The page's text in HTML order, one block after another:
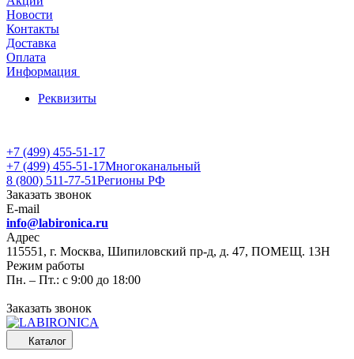
Новости
Контакты
Доставка
Оплата
Информация
Реквизиты
+7 (499) 455-51-17
+7 (499) 455-51-17Многоканальный
8 (800) 511-77-51Регионы РФ
Заказать звонок
E-mail
info@labironica.ru
Адрес
115551, г. Москва, Шипиловский пр-д, д. 47, ПОМЕЩ. 13Н
Режим работы
Пн. – Пт.: с 9:00 до 18:00
Заказать звонок
Каталог